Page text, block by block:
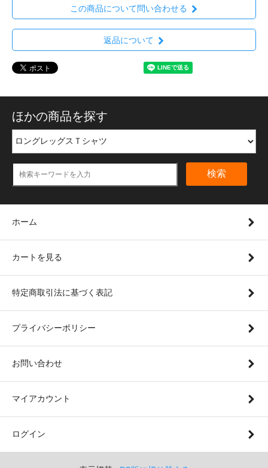
この商品について問い合わせる
返品について
ほかの商品を探す
検索
ホーム
カートを見る
特定商取引法に基づく表記
プライバシーポリシー
お問い合わせ
マイアカウント
ログイン